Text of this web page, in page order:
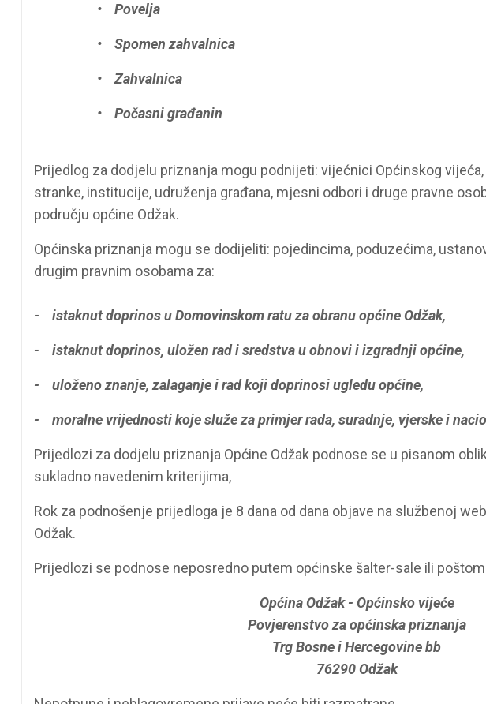
• Povelja
• Spomen zahvalnica
• Zahvalnica
• Počasni građanin
Prijedlog za dodjelu priznanja mogu podnijeti: vijećnici Općinskog
stranke, institucije, udruženja građana, mjesni odbori i druge pravne
području općine Odžak.
Općinska priznanja mogu se dodijeliti: pojedincima, poduzećima,
drugim pravnim osobama za:
- istaknut doprinos u Domovinskom ratu za obranu općine Odžak,
- istaknut doprinos, uložen rad i sredstva u obnovi i izgradnji općine,
- uloženo znanje, zalaganje i rad koji doprinosi ugledu općine,
- moralne vrijednosti koje služe za primjer rada, suradnje, vjerske i
Prijedlozi za dodjelu priznanja Općine Odžak podnose se u pisanom
sukladno navedenim kriterijima,
Rok za podnošenje prijedloga je 8 dana od dana objave na službenoj
Odžak.
Prijedlozi se podnose neposredno putem općinske šalter-sale ili
Općina Odžak - Općinsko vijeće
Povjerenstvo za općinska priznanja
Trg Bosne i Hercegovine bb
76290 Odžak